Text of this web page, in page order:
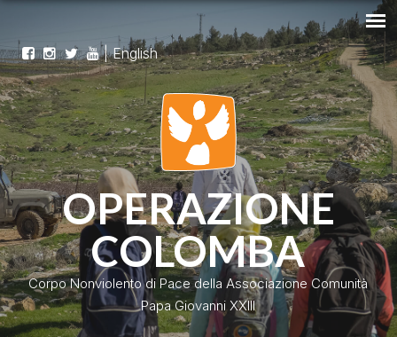
|English
OPERAZIONE
COLOMBA
Corpo Nonviolento di Pace della Associazione Comunità
Papa Giovanni XXIII